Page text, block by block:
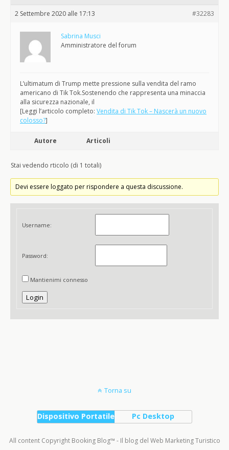
2 Settembre 2020 alle 17:13 #32283
Sabrina Musci
Amministratore del forum
L’ultimatum di Trump mette pressione sulla vendita del ramo
americano di Tik Tok.Sostenendo che rappresenta una minaccia
alla sicurezza nazionale, il
[Leggi l’articolo completo: Vendita di Tik Tok – Nascerà un nuovo
colosso?]
Autore Articoli
Stai vedendo rticolo (di 1 totali)
Devi essere loggato per rispondere a questa discussione.
Username:
Password:
Mantienimi connesso
Login
Torna su
Dispositivo Portatile Pc Desktop
All content Copyright Booking Blog™ - Il blog del Web Marketing Turistico